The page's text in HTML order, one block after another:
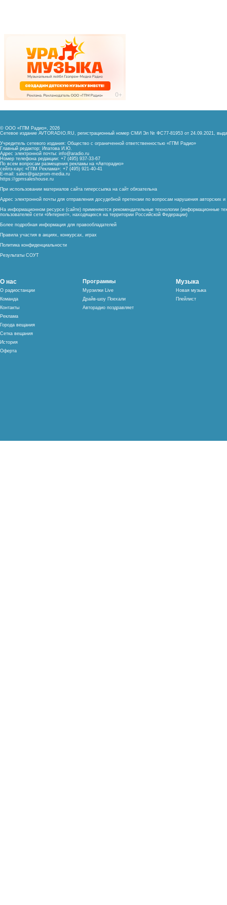
© ООО «ГПМ Радио», 2026
Сетевое издание AVTORADIO.RU, регистрационный номер СМИ Эл № ФС77-81953 от 24.09.2021,
Учредитель сетевого издания: Общество с ограниченной ответственностью «ГПМ Радио»
Главный редактор: Ипатова И.Ю.
Адрес электронной почты: info@aradio.ru
Номер телефона редакции: +7 (495) 937-33-67
По всем вопросам размещения рекламы на «Авторадио»
сейлз-хаус «ГПМ Реклама»: +7 (495) 921-40-41
E-mail: sales@gazprom-media.ru
https://gpmsaleshouse.ru
При использовании материалов сайта гиперссылка на сайт обязательна
Адрес электронной почты для отправления досудебной претензии по вопросам нарушения авторских
На информационном ресурсе (сайте) применяются рекомендательные технологии (информационные
пользователей сети «Интернет», находящихся на территории Российской Федерации)
Более подробная информация для правообладателей
Правила участия в акциях, конкурсах, играх
Политика конфиденциальности
Результаты СОУТ
О нас
О радиостанции
Команда
Контакты
Реклама
Города вещания
Сетка вещания
История
Оферта
Программы
Мурзилки Live
Драйв-шоу Поехали
Авторадио поздравляет
Музыка
Новая музыка
Плейлист